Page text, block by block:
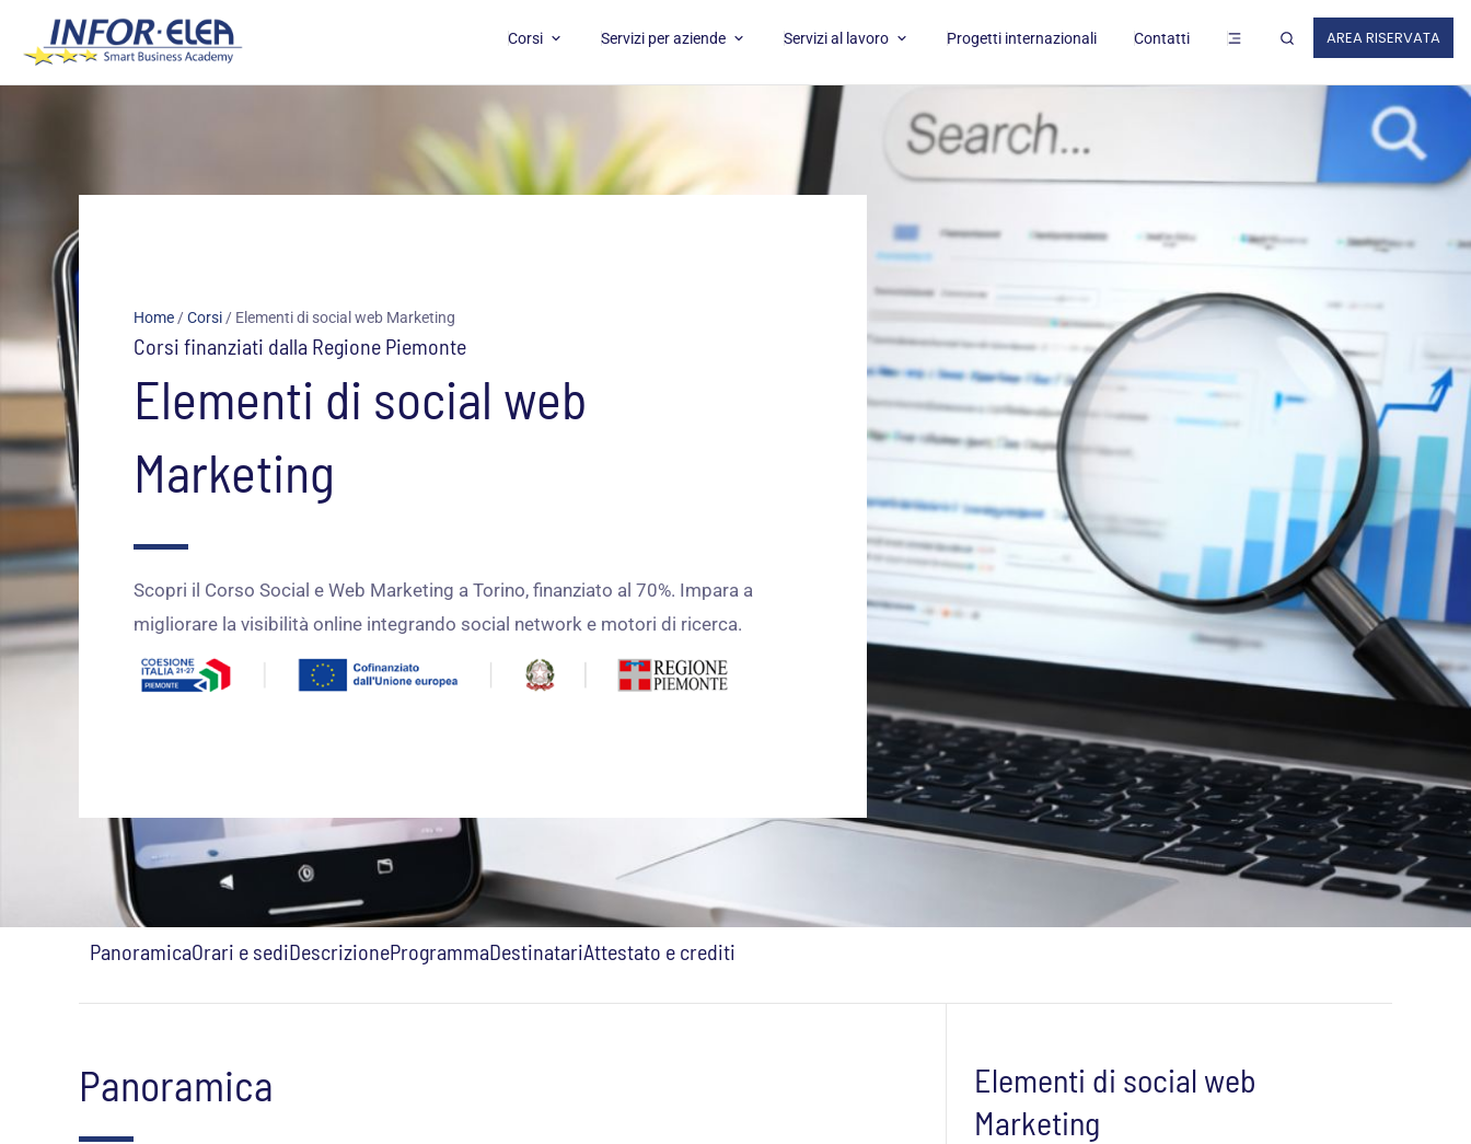
contenuto
AREA RISERVATA
Corsi APRI CORSIServizi per aziende APRI SERVIZI PER AZIENDE
Servizi al lavoro APRI SERVIZI AL LAVORO
Progetti internazionali Contatti
Home/Corsi/ Elementi di social web Marketing
Corsi finanziati dalla Regione Piemonte
Elementi di social web
Marketing
Scopri il Corso Social e Web Marketing a Torino, finanziato al 70%. Impara a
migliorare la visibilità online integrando social network e motori di ricerca.
PanoramicaOrari e sediDescrizioneProgrammaDestinatariAttestato e crediti
Panoramica
Elementi di social web
Marketing